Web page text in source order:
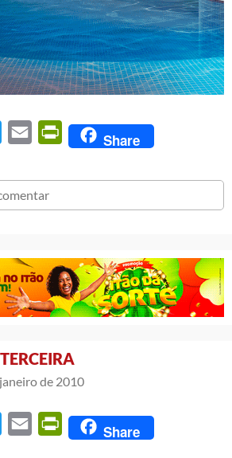
Twitter Email PrintFriendly
Share
de 2010
Twitter Email PrintFriendly
Share